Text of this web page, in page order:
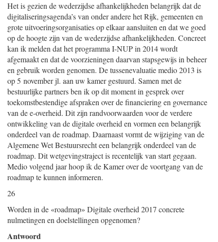
Het is gezien de wederzijdse afhankelijkheden belangrijk dat de
digitaliseringsagenda’s van onder andere het Rijk, gemeenten en
grote uitvoeringsorganisaties op elkaar aansluiten en dat we goed
op de hoogte zijn van de wederzijdse afhankelijkheden. Concreet
kan ik melden dat het programma I-NUP in 2014 wordt
afgemaakt en dat de voorzieningen daarvan stapsgewijs in beheer
en gebruik worden genomen. De tussenevaluatie medio 2013 is
op 5 november jl. aan uw kamer gestuurd. Samen met de
bestuurlijke partners ben ik op dit moment in gesprek over
toekomstbestendige afspraken over de financiering en governance
van de e-overheid. Dit zijn randvoorwaarden voor de verdere
ontwikkeling van de digitale overheid en vormen een belangrijk
onderdeel van de roadmap. Daarnaast vormt de wijziging van de
Algemene Wet Bestuursrecht een belangrijk onderdeel van de
roadmap. Dit wetgevingstraject is recentelijk van start gegaan.
Medio volgend jaar hoop ik de Kamer over de voortgang van de
roadmap te kunnen informeren.
26
Worden in de «roadmap» Digitale overheid 2017 concrete
nulmetingen en doelstellingen opgenomen?
Antwoord